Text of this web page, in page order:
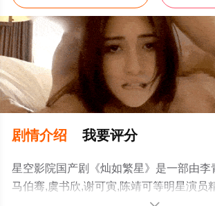
剧情介绍 我要评分
星空影院国产剧《灿如繁星》是一部由李
马伯骞,虞书欣,谢可寅,陈靖可等明星演员